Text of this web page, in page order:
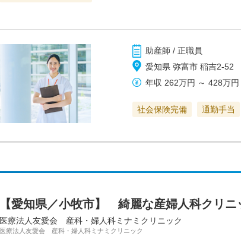
助産師 / 正職員
愛知県 弥富市 稲吉2-52
年収 262万円 ～428万円
社会保険完備 通勤手当
【愛知県／小牧市】 綺麗な産婦人科クリニ
医療法人友愛会 産科・婦人科ミナミクリニック
医療法人友愛会 産科・婦人科ミナミクリニック